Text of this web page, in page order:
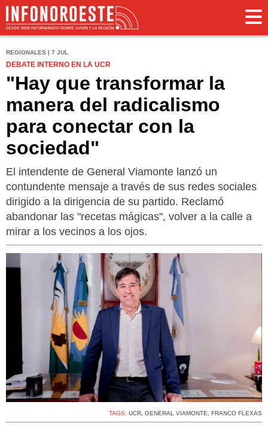
REGIONALES | 7 JUL
DEBATE INTERNO EN LA UCR
"Hay que transformar la
manera del radicalismo
para conectar con la
sociedad"
El intendente de General Viamonte lanzó un
contundente mensaje a través de sus redes sociales
dirigido a la dirigencia de su partido. Reclamó
abandonar las "recetas mágicas", volver a la calle a
mirar a los vecinos a los ojos.
TAGS: UCR, GENERAL VIAMONTE, FRANCO FLEXAS